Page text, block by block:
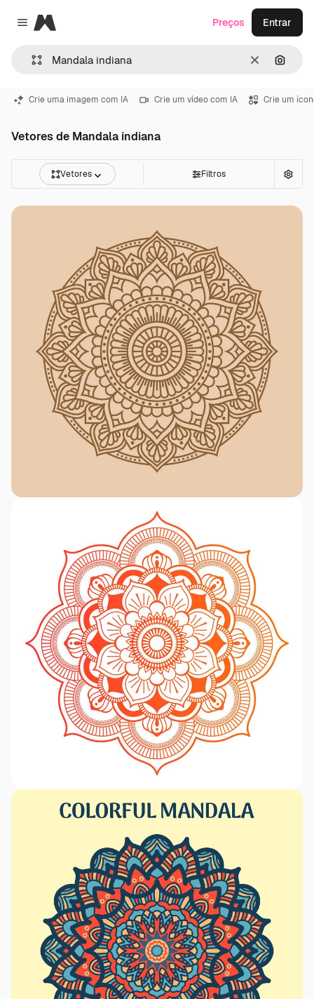
Close menu
Magnific
Limpar
Preços Entrar
Crie uma imagem com IA Crie um vídeo com IA Crie um
Vetores de Mandala indiana
Vetores Filtros